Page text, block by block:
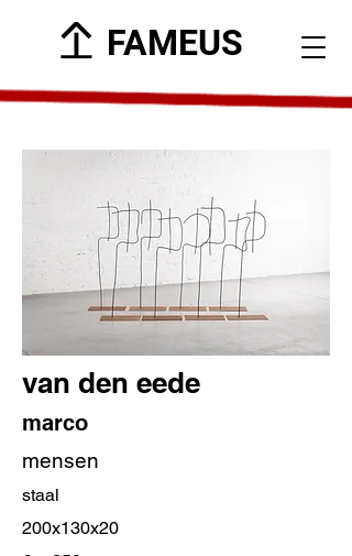
FAMEUS
van den eede
marco
mensen
staal
200x130x20